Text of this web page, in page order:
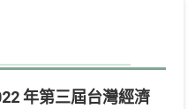
年第三屆台灣經濟